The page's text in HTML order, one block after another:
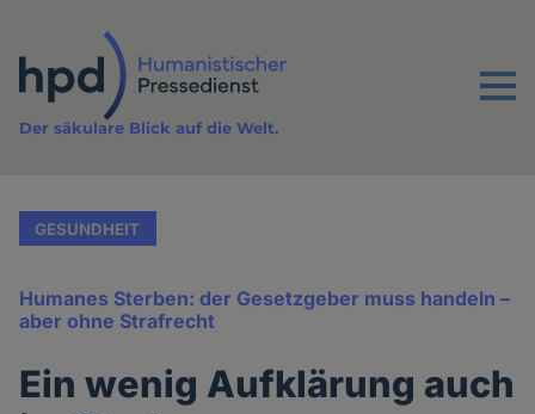
Inhalt
Menu
Der säkulare Blick auf die Welt.
GESUNDHEIT
Humanes Sterben: der Gesetzgeber muss handeln –
aber ohne Strafrecht
Ein wenig Aufklärung auch